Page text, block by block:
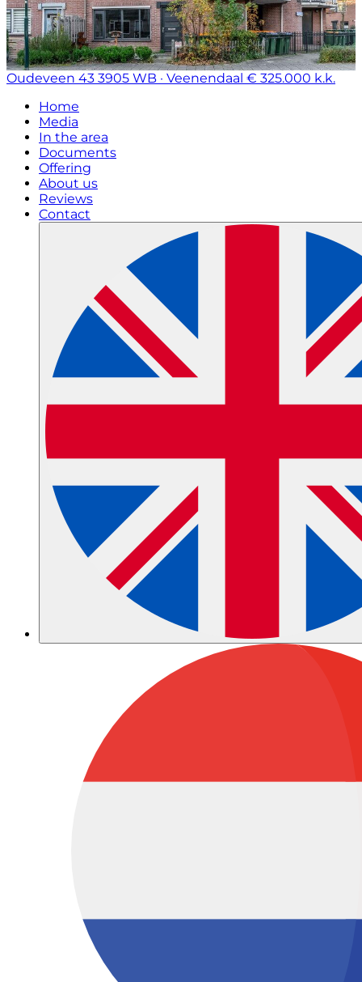
Oudeveen 43 3905 WB · Veenendaal € 325.000 k.k.
Home
Media
In the area
Documents
Offering
About us
Reviews
Contact